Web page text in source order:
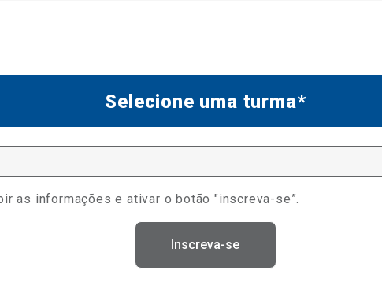
Selecione uma turma*
as informações e ativar o botão "inscreva-se”.
Inscreva-se